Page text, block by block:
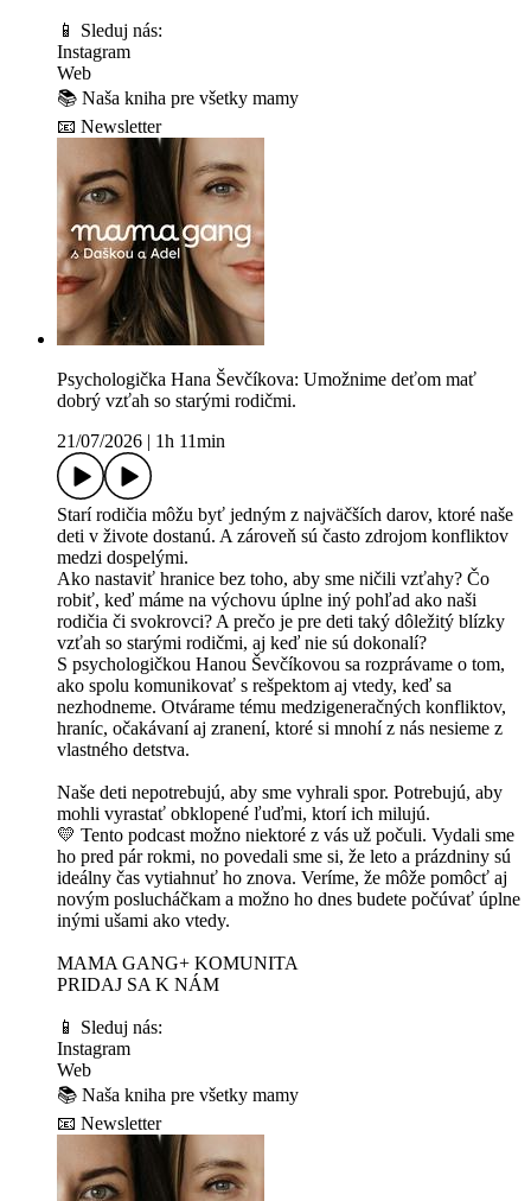
📱 Sleduj nás:
⁠⁠⁠⁠⁠⁠⁠Instagram⁠⁠⁠⁠⁠⁠⁠
⁠⁠⁠⁠⁠⁠⁠Web⁠⁠⁠⁠⁠⁠⁠
📚 ⁠⁠⁠⁠⁠⁠⁠Naša kniha pre všetky mamy⁠⁠⁠⁠⁠⁠⁠
📧 ⁠⁠⁠⁠⁠⁠⁠Newsletter⁠⁠⁠
Psychologička Hana Ševčíkova: Umožnime deťom mať
dobrý vzťah so starými rodičmi.
21/07/2026
1h 11min
Starí rodičia môžu byť jedným z najväčších darov, ktoré naše
deti v živote dostanú. A zároveň sú často zdrojom konfliktov
medzi dospelými.
Ako nastaviť hranice bez toho, aby sme ničili vzťahy? Čo
robiť, keď máme na výchovu úplne iný pohľad ako naši
rodičia či svokrovci? A prečo je pre deti taký dôležitý blízky
vzťah so starými rodičmi, aj keď nie sú dokonalí?
S psychologičkou Hanou Ševčíkovou sa rozprávame o tom,
ako spolu komunikovať s rešpektom aj vtedy, keď sa
nezhodneme. Otvárame tému medzigeneračných konfliktov,
hraníc, očakávaní aj zranení, ktoré si mnohí z nás nesieme z
vlastného detstva.
Naše deti nepotrebujú, aby sme vyhrali spor. Potrebujú, aby
mohli vyrastať obklopené ľuďmi, ktorí ich milujú.
💛 Tento podcast možno niektoré z vás už počuli. Vydali sme
ho pred pár rokmi, no povedali sme si, že leto a prázdniny sú
ideálny čas vytiahnuť ho znova. Veríme, že môže pomôcť aj
novým poslucháčkam a možno ho dnes budete počúvať úplne
inými ušami ako vtedy.
MAMA GANG+ KOMUNITA
⁠PRIDAJ SA K NÁM⁠⁠⁠⁠⁠⁠⁠
📱 Sleduj nás:
⁠⁠⁠⁠⁠⁠⁠Instagram⁠⁠⁠⁠⁠⁠⁠
⁠⁠⁠⁠⁠⁠⁠Web⁠⁠⁠⁠⁠⁠⁠
📚 ⁠⁠⁠⁠⁠⁠⁠Naša kniha pre všetky mamy⁠⁠⁠⁠⁠⁠⁠
📧 ⁠⁠⁠⁠⁠⁠⁠Newsletter⁠⁠⁠